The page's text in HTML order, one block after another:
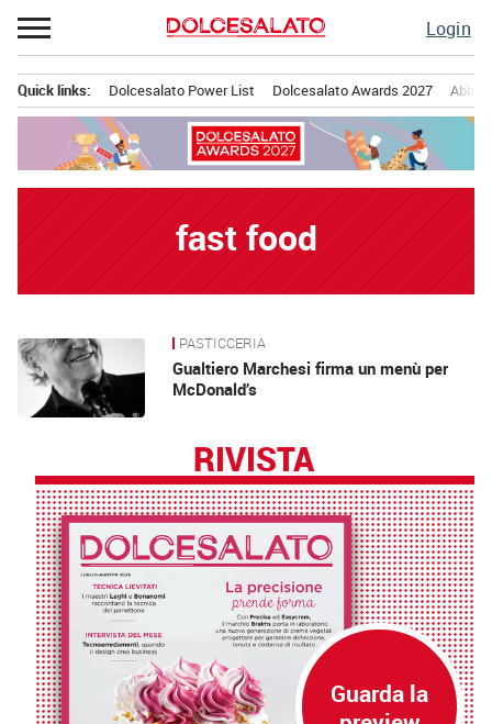
Passa
al
Login
principale
Quick links: Dolcesalato Power List Dolcesalato Awards 2027
fast food
News PASTICCERIA
Gualtiero Marchesi firma un menù per
McDonald’s
RIVISTA